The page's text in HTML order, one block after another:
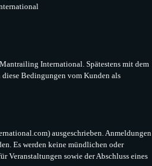
International. Spätestens mit dem
Bedingungen vom Kunden als
ausgeschrieben. Anmeldungen
Es werden keine mündlichen oder
sowie der Abschluss eines